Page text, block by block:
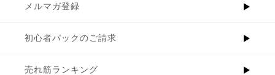
メルマガ登録
初心者パックのご請求
売れ筋ランキング